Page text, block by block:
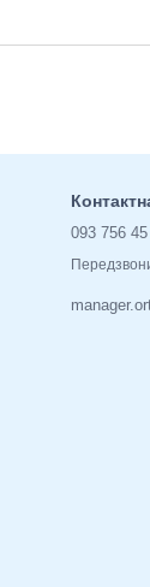
093 756